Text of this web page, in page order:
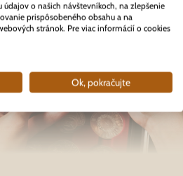
o našich návštevníkoch, na zlepšenie
prispôsobeného obsahu a na
stránok. Pre viac informácií o cookies
Ok, pokračujte